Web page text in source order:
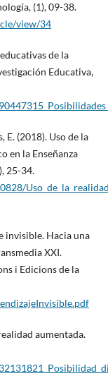
(1), 09-38.
view/34
de la
Educativa,
E. (2018). Uso de la
en la Enseñanza
25-34.
invisible. Hacia una
XXI.
i Edicions de la
aumentada.